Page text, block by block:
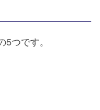
つです。